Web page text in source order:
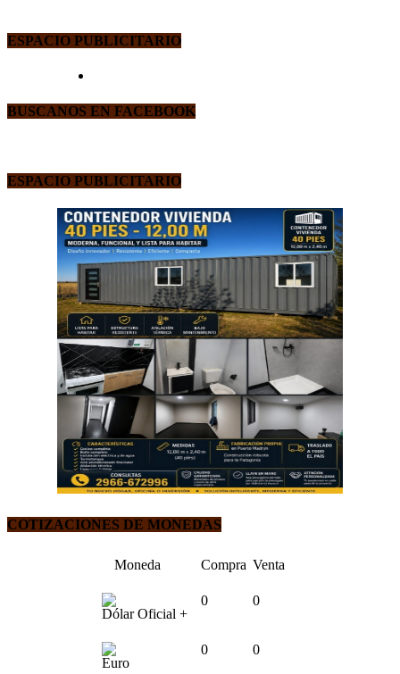
ESPACIO PUBLICITARIO
BUSCANOS EN FACEBOOK
ESPACIO PUBLICITARIO
COTIZACIONES DE MONEDAS
Moneda Compra Venta
Dólar Oficial +
0 0
Euro
0 0